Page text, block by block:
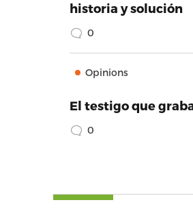
historia y solución
0
Opinions
El testigo que
0